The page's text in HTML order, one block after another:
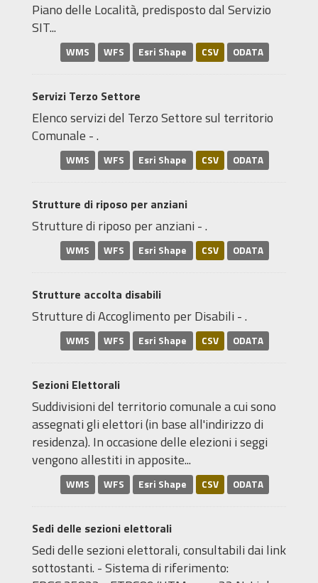
Piano delle Località, predisposto dal Servizio
SIT...
WMS WFS Esri Shape CSV ODATA
Servizi Terzo Settore
Elenco servizi del Terzo Settore sul territorio
Comunale - .
WMS WFS Esri Shape CSV ODATA
Strutture di riposo per anziani
Strutture di riposo per anziani - .
WMS WFS Esri Shape CSV ODATA
Strutture accolta disabili
Strutture di Accoglimento per Disabili - .
WMS WFS Esri Shape CSV ODATA
Sezioni Elettorali
Suddivisioni del territorio comunale a cui sono
assegnati gli elettori (in base all'indirizzo di
residenza). In occasione delle elezioni i seggi
vengono allestiti in apposite...
WMS WFS Esri Shape CSV ODATA
Sedi delle sezioni elettorali
Sedi delle sezioni elettorali, consultabili dai link
sottostanti. - Sistema di riferimento: